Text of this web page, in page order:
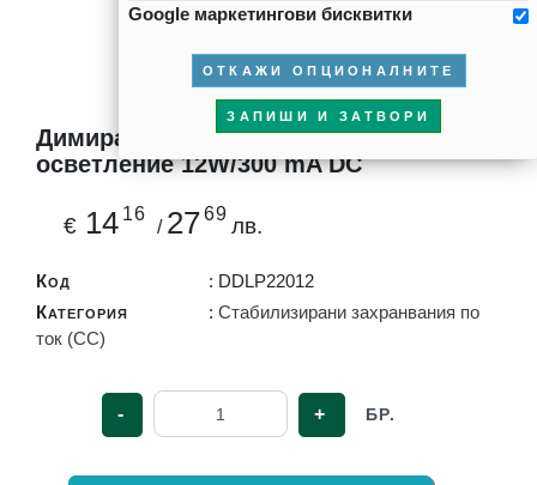
Димиращ TRIAC драйвер за LED
осветление 12W/300 mA DC
€ 14 16
/ 2769 лв.
Код
: DDLP22012
Категория
: Стабилизирани захранвания по
ток (CC)
- + БР.
Google маркетингови бисквитки
ОТКАЖИ ОПЦИОНАЛНИТЕ
ЗАПИШИ И ЗАТВОРИ